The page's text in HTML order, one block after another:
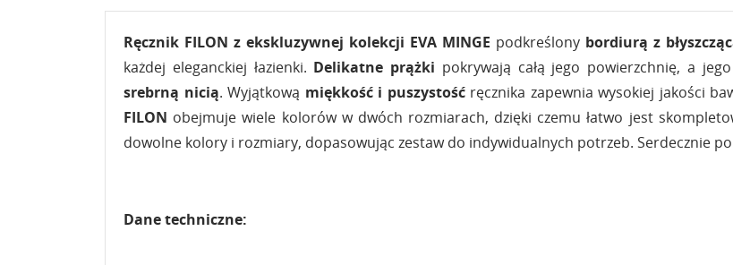
Ręcznik FILON z ekskluzywnej kolekcji EVA MINGE podkreślony bordiurą z
każdej eleganckiej łazienki. Delikatne prążki pokrywają całą jego powierzchnię, a
srebrną nicią. Wyjątkową miękkość i puszystośćręcznika zapewnia wysokiej jakości
FILON obejmuje wiele kolorów w dwóch rozmiarach, dzięki czemu łatwo jest
dowolne kolory i rozmiary, dopasowując zestaw do indywidualnych potrzeb. Serdecznie
Dane techniczne: